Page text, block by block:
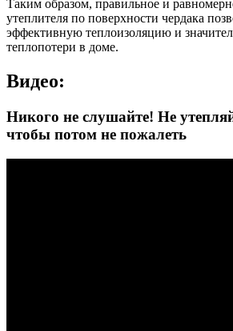
Таким образом, правильное и
утеплителя по поверхности чердака
эффективную теплоизоляцию и
теплопотери в доме.
Видео:
Никого не слушайте! Не
чтобы потом не пожалеть